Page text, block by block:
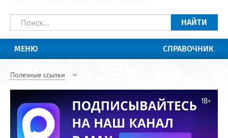
НАЙТИ
МЕНЮ СПРАВОЧНИК
Полезные ссылки